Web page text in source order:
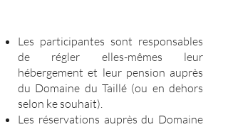
Les participantes sont responsables
de régler elles-mêmes leur
hébergement et leur pension auprès
du Domaine du Taillé (ou en dehors
selon ke souhait).
Les réservations auprès du Domaine